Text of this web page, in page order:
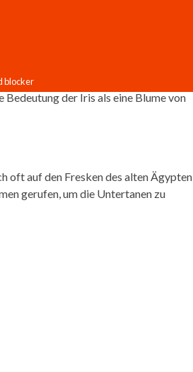
der Iris als eine Blume von
oft auf den Fresken des alten Ägypten,
gerufen, um die Untertanen zu